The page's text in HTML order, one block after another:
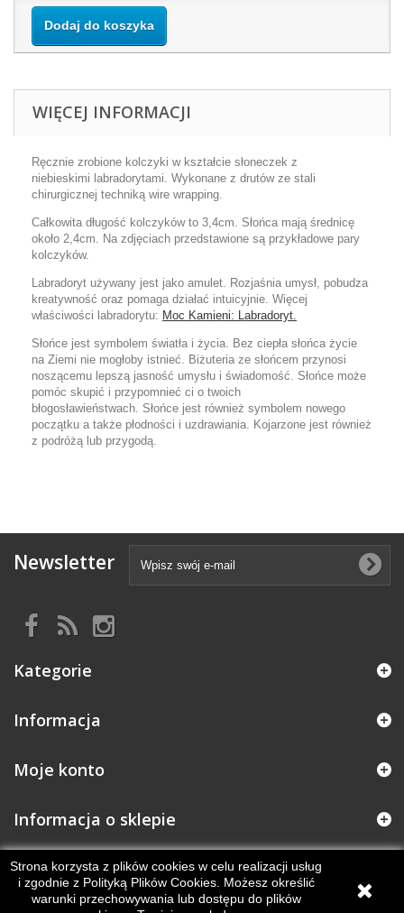
Dodaj do koszyka
WIĘCEJ INFORMACJI
Ręcznie zrobione kolczyki w kształcie słoneczek z
niebieskimi labradorytami. Wykonane z drutów ze stali
chirurgicznej techniką wire wrapping.
Całkowita długość kolczyków to 3,4cm. Słońca mają średnicę
około 2,4cm. Na zdjęciach przedstawione są przykładowe pary
kolczyków.
Labradoryt używany jest jako amulet. Rozjaśnia umysł, pobudza
kreatywność oraz pomaga działać intuicyjnie. Więcej
właściwości labradorytu: Moc Kamieni: Labradoryt.
Słońce jest symbolem światła i życia. Bez ciepła słońca życie
na Ziemi nie mogłoby istnieć. Biżuteria ze słońcem przynosi
noszącemu lepszą jasność umysłu i świadomość. Słońce może
pomóc skupić i przypomnieć ci o twoich
błogosławieństwach. Słońce jest również symbolem nowego
początku a także płodności i uzdrawiania. Kojarzone jest również
z podróżą lub przygodą.
Newsletter
Kategorie
Informacja
Moje konto
Informacja o sklepie
Strona korzysta z plików cookies w celu realizacji usług
i zgodnie z Polityką Plików Cookies. Możesz określić
warunki przechowywania lub dostępu do plików